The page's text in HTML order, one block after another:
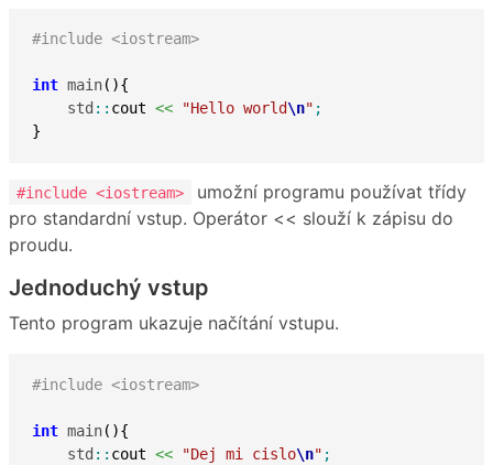
#include <iostream>
int main( ){
    std
:: cout << "Hello world\n" ;
}
#include <iostream>
umožní programu používat třídy
pro standardní vstup. Operátor << slouží k zápisu do
proudu.
Jednoduchý vstup
Tento program ukazuje načítání vstupu.
#include <iostream>
int main( ){
    std
:: cout << "Dej mi cislo\n" ;